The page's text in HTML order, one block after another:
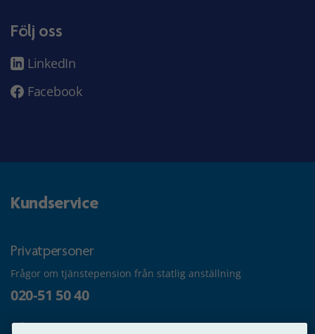
Följ oss
LinkedIn
Facebook
Kundservice
Privatpersoner
Frågor om tjänstepension från statlig anställning
020-51 50 40
Frågor om utbetalning